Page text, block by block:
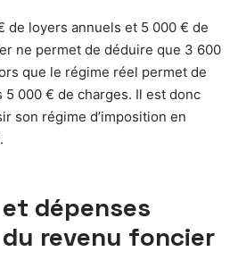
de loyers annuels et 5 000 € de
ne permet de déduire que 3 600
que le régime réel permet de
5 000 € de charges. Il est donc
son régime d’imposition en
dépenses
revenu foncier